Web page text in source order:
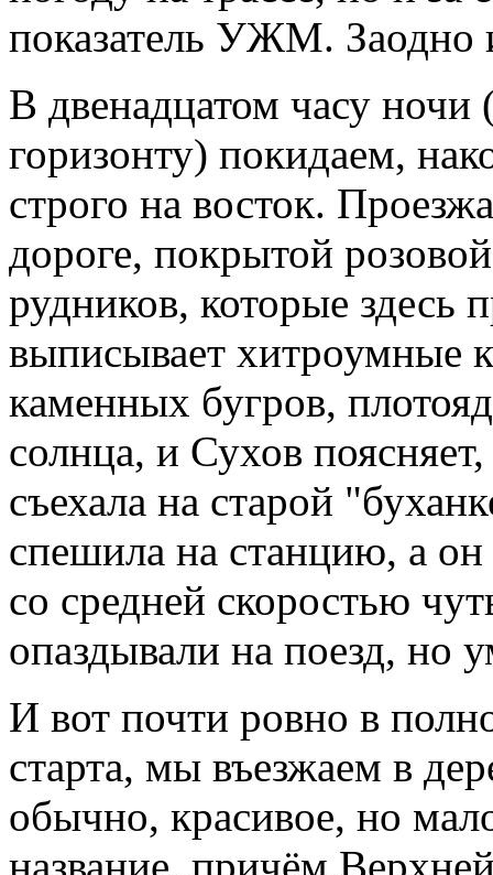
показатель УЖМ. Заодно
В двенадцатом часу ночи
горизонту) покидаем,
строго на восток.
дороге, покрытой
рудников, которые здесь
выписывает хитроумные
каменных бугров,
солнца, и Сухов
съехала на старой
спешила на станцию, а
со средней скоростью
опаздывали на поезд, но
И вот почти ровно в
старта, мы въезжаем в
обычно, красивое, но